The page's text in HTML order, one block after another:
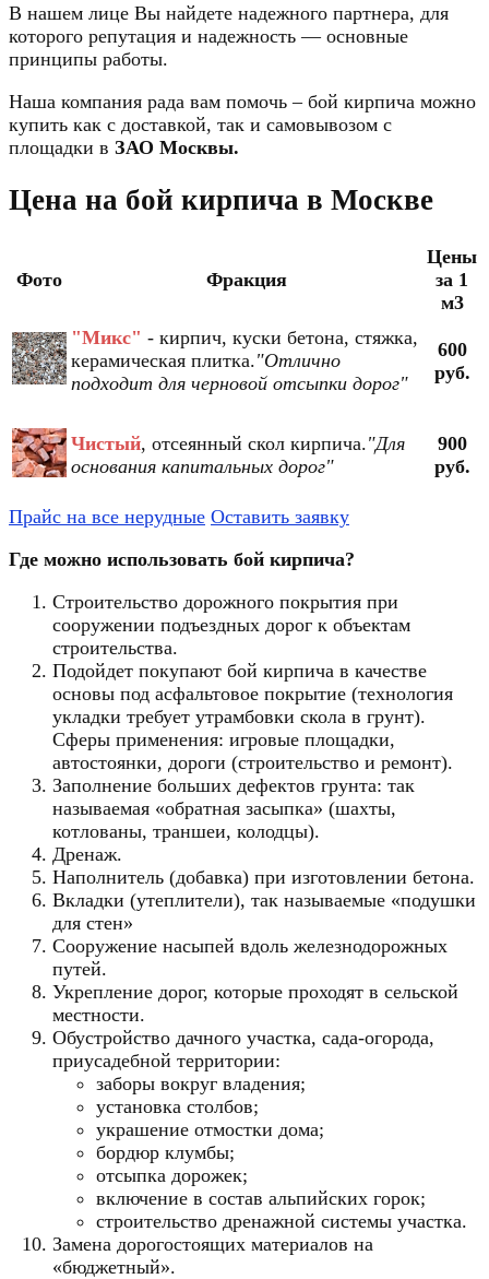
В нашем лице Вы найдете надежного партнера, для
которого репутация и надежность — основные
принципы работы.
Наша компания рада вам помочь – бой кирпича можно
купить как с доставкой, так и самовывозом с
площадки в ЗАО Москвы.
Цена на бой кирпича в Москве
Фото Фракция
Цены
за 1
м3
"Микс" - кирпич, куски бетона, стяжка,
керамическая плитка."Отлично
подходит для черновой отсыпки дорог"
600
руб.
Чистый, отсеянный скол кирпича."Для
основания капитальных дорог"
900
руб.
Прайс на все нерудные Оставить заявку
Где можно использовать бой кирпича?
Строительство дорожного покрытия при
сооружении подъездных дорог к объектам
строительства.
Подойдет покупают бой кирпича в качестве
основы под асфальтовое покрытие (технология
укладки требует утрамбовки скола в грунт).
Сферы применения: игровые площадки,
автостоянки, дороги (строительство и ремонт).
Заполнение больших дефектов грунта: так
называемая «обратная засыпка» (шахты,
котлованы, траншеи, колодцы).
Дренаж.
Наполнитель (добавка) при изготовлении бетона.
Вкладки (утеплители), так называемые «подушки
для стен»
Сооружение насыпей вдоль железнодорожных
путей.
Укрепление дорог, которые проходят в сельской
местности.
Обустройство дачного участка, сада-огорода,
приусадебной территории:
заборы вокруг владения;
установка столбов;
украшение отмостки дома;
бордюр клумбы;
отсыпка дорожек;
включение в состав альпийских горок;
строительство дренажной системы участка.
Замена дорогостоящих материалов на
«бюджетный».